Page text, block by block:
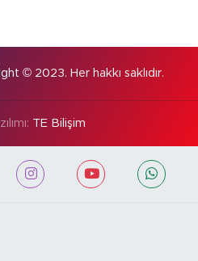
© 2023. Her hakkı saklıdır.
TE Bilişim